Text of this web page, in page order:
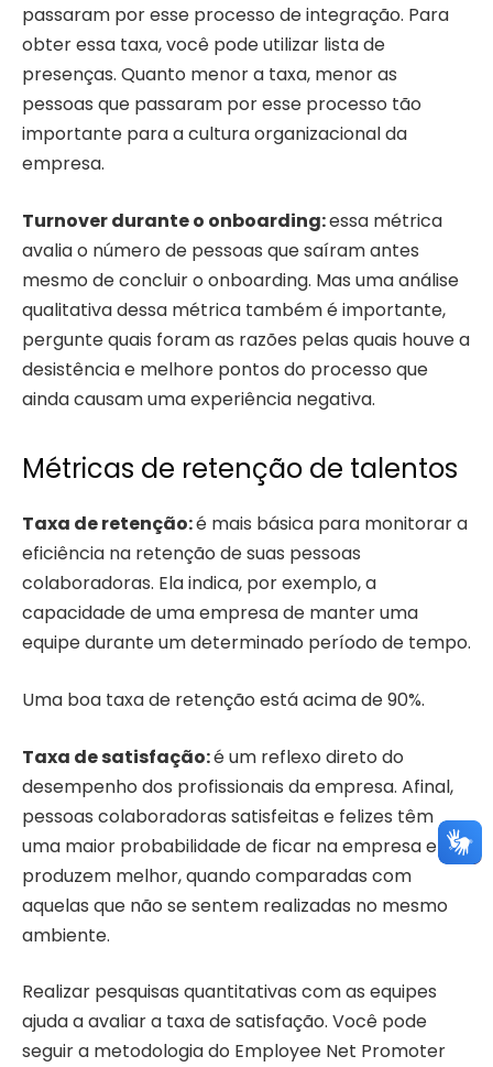
passaram por esse processo de integração. Para
obter essa taxa, você pode utilizar lista de
presenças. Quanto menor a taxa, menor as
pessoas que passaram por esse processo tão
importante para a cultura organizacional da
empresa.
Turnover durante o onboarding:essa métrica
avalia o número de pessoas que saíram antes
mesmo de concluir o onboarding. Mas uma análise
qualitativa dessa métrica também é importante,
pergunte quais foram as razões pelas quais houve a
desistência e melhore pontos do processo que
ainda causam uma experiência negativa.
Métricas de retenção de talentos
Taxa de retenção:é mais básica para monitorar a
eficiência na retenção de suas pessoas
colaboradoras. Ela indica, por exemplo, a
capacidade de uma empresa de manter uma
equipe durante um determinado período de tempo.
Uma boa taxa de retenção está acima de 90%.
Taxa de satisfação:é um reflexo direto do
desempenho dos profissionais da empresa. Afinal,
pessoas colaboradoras satisfeitas e felizes têm
uma maior probabilidade de ficar na empresa e
produzem melhor, quando comparadas com
aquelas que não se sentem realizadas no mesmo
ambiente.
Realizar pesquisas quantitativas com as equipes
ajuda a avaliar a taxa de satisfação. Você pode
seguir a metodologia do Employee Net Promoter